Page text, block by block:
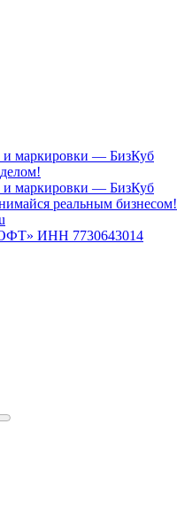
и маркировки — БизКуб
и маркировки — БизКуб
реальным бизнесом!
ИНН 7730643014